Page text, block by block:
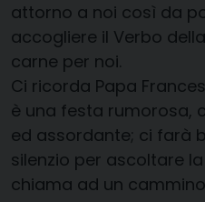
attorno a noi così da
accogliere il Verbo
carne per noi.
Ci ricorda Papa
è una festa rumorosa,
ed assordante; ci farà
silenzio per ascoltare
chiama ad un